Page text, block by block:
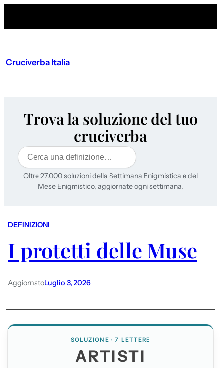
Cruciverba Italia
Trova la soluzione del tuo
cruciverba
Cerca
Oltre 27.000 soluzioni della Settimana Enigmistica e del
Mese Enigmistico, aggiornate ogni settimana.
DEFINIZIONI
I protetti delle Muse
AggiornatoLuglio 3, 2026
SOLUZIONE · 7 LETTERE
ARTISTI